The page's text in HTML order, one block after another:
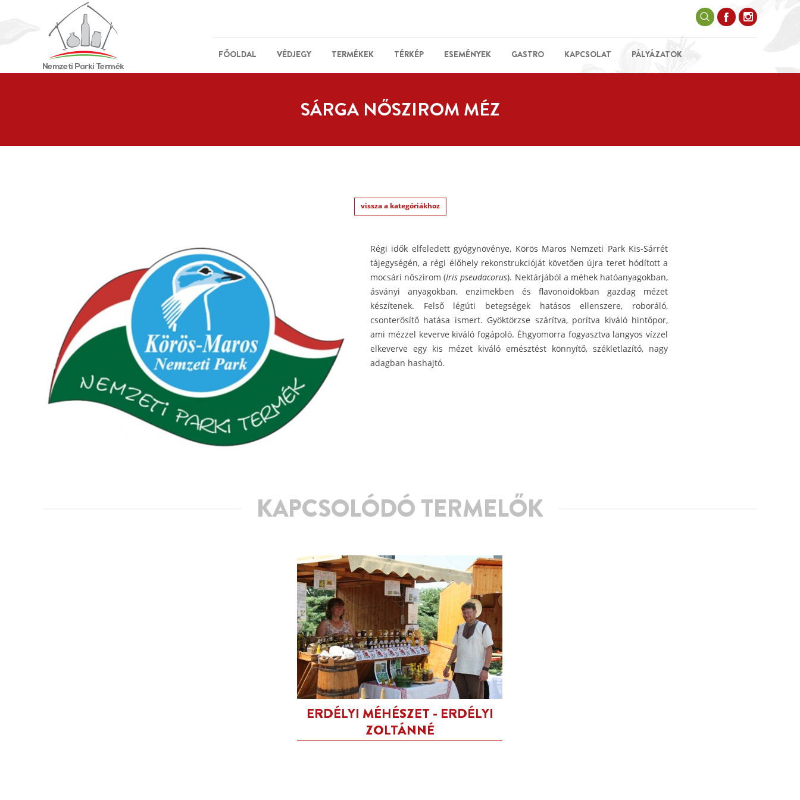
FŐOLDAL VÉDJEGY TERMÉKEK TÉRKÉP ESEMÉNYEK GASTRO KAPCSOLAT PÁLYÁZATOK
SÁRGA NŐSZIROM MÉZ
vissza a kategóriákhoz
Régi idők elfeledett gyógynövénye, Körös Maros Nemzeti Park Kis-Sárrét
tájegységén, a régi élőhely rekonstrukcióját követően újra teret hódított a
mocsári nőszirom (Iris pseudacorus). Nektárjából a méhek hatóanyagokban,
ásványi anyagokban, enzimekben és flavonoidokban gazdag mézet
készítenek. Felső légúti betegségek hatásos ellenszere, roboráló,
csonterősítő hatása ismert. Gyöktörzse szárítva, porítva kiváló hintőpor,
ami mézzel keverve kiváló fogápoló. Éhgyomorra fogyasztva langyos vízzel
elkeverve egy kis mézet kiváló emésztést könnyítő, székletlazító, nagy
adagban hashajtó.
KAPCSOLÓDÓ TERMELŐK
ERDÉLYI MÉHÉSZET - ERDÉLYI
ZOLTÁNNÉ